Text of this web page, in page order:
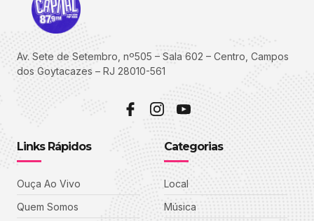
Av. Sete de Setembro, nº505 – Sala 602 – Centro, Campos
dos Goytacazes – RJ 28010-561
Links Rápidos
Ouça Ao Vivo
Quem Somos
Categorias
Local
Música